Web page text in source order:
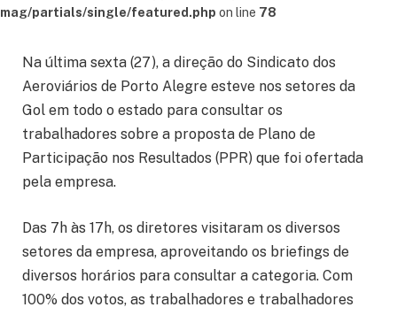
mag/partials/single/featured.php on line 78
Na última sexta (27), a direção do Sindicato dos
Aeroviários de Porto Alegre esteve nos setores da
Gol em todo o estado para consultar os
trabalhadores sobre a proposta de Plano de
Participação nos Resultados (PPR) que foi ofertada
pela empresa.
Das 7h às 17h, os diretores visitaram os diversos
setores da empresa, aproveitando os briefings de
diversos horários para consultar a categoria. Com
100% dos votos, as trabalhadores e trabalhadores